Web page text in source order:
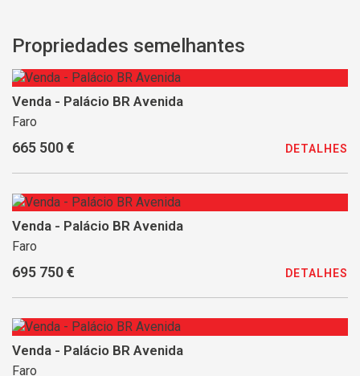
Propriedades semelhantes
Venda - Palácio BR Avenida
Faro
665 500 € DETALHES
Venda - Palácio BR Avenida
Faro
695 750 € DETALHES
Venda - Palácio BR Avenida
Faro